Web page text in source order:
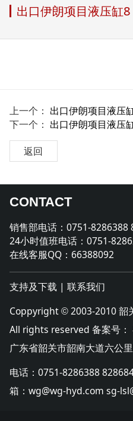
出口伊朗项目液压缸8
上一个： 出口伊朗项目液压
下一个： 出口伊朗项目液压
返回
CONTACT
销售部电话：0751-8286388
24小时值班电话：0751-
在线客服QQ：66388092
支持及下载 | 联系我们
Coppyright ©2003-2010 韶
All rights reserved 备案号：
广东省韶关市韶南大道六公
电话：0751-8286388
箱：wg@wg-hyd.com sg-